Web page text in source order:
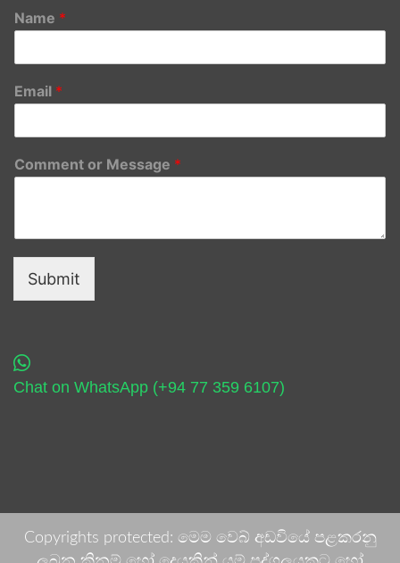
Name *
Email *
Comment or Message *
Submit
Chat on WhatsApp (+94 77 359 6107)
Copyrights protected: මෙම වෙබ් අඩවියේ පළකරනු